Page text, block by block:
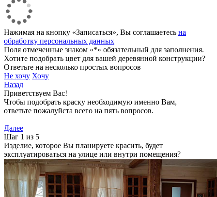
Нажимая на кнопку «Записаться», Вы соглашаетесь на
обработку персональных данных
Поля отмеченные знаком «*» обязательный для заполнения.
Хотите подобрать цвет для вашей деревянной конструкции?
Ответьте на несколько простых вопросов
Не хочу Хочу
Назад
Приветствуем Вас!
Чтобы подобрать краску необходимую именно Вам,
ответьте пожалуйста всего на пять вопросов.
Далее
Шаг 1 из 5
Изделие, которое Вы планируете красить, будет
эксплуатироваться на улице или внутри помещения?